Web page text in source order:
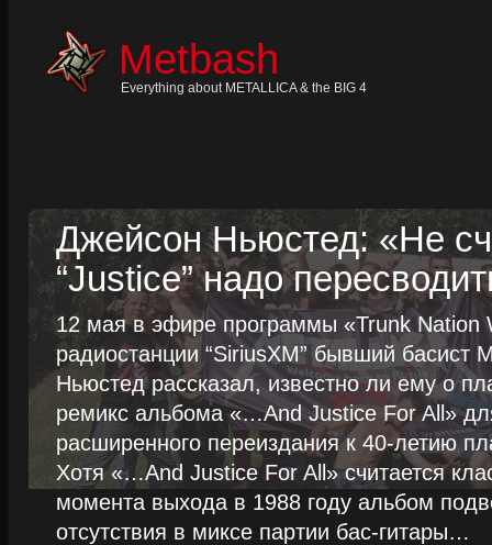
Metbash
Everything about METALLICA & the BIG 4
Джейсон Ньюстед: «Не
“Justice” надо
12 мая в эфире программы «Trunk Nation
радиостанции “SiriusXM” бывший басист
Ньюстед рассказал, известно ли ему о
ремикс альбома «…And Justice For All»
расширенного переиздания к 40-летию
Хотя «…And Justice For All» считается
момента выхода в 1988 году альбом
отсутствия в миксе партии бас-гитары…